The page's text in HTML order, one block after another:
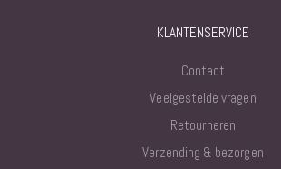
KLANTENSERVICE
Contact
Veelgestelde vragen
Retourneren
Verzending & bezorgen